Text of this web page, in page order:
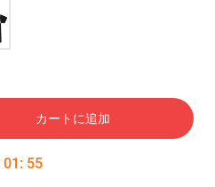
カートに追加
01 : 54